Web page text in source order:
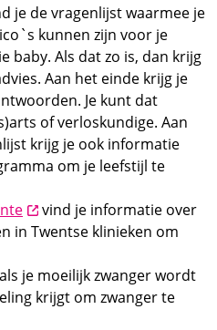
nieuw scherm
je de vragenlijst waarmee je
kunnen zijn voor je
baby. Als dat zo is, dan krijg
Aan het einde krijg je
Je kunt dat
of verloskundige. Aan
krijg je ook informatie
om je leefstijl te
opent nieuw scherm
vind je informatie over
in Twentse klinieken om
scherm
je moeilijk zwanger wordt
krijgt om zwanger te